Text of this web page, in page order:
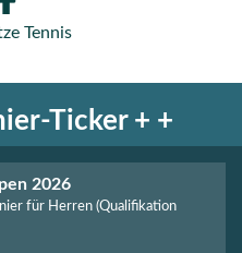
Tennis
Ticker + +
2026
für Herren (Qualifikation